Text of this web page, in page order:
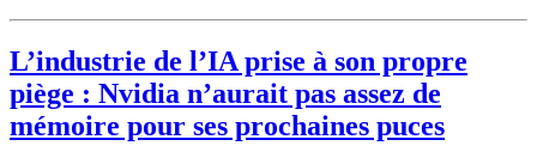
L’industrie de l’IA prise à son propre
piège : Nvidia n’aurait pas assez de
mémoire pour ses prochaines puces